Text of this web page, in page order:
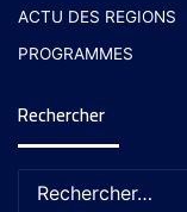
ACTU DES REGIONS
PROGRAMMES
Rechercher